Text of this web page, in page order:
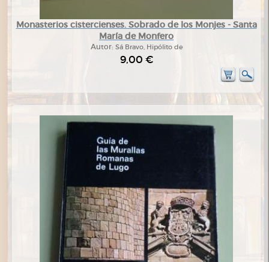
Monasterios cistercienses. Sobrado de los Monjes - Santa
María de Monfero
Autor: Sá Bravo, Hipólito de
9,00 €